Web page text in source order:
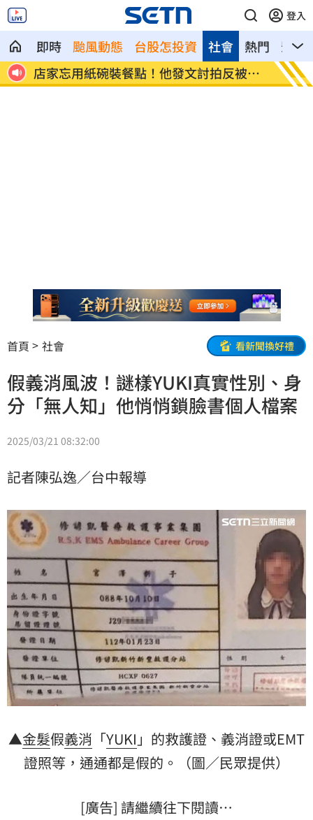
登入
即時 颱風動態 台股怎投資 熱門 影音
社會
打
新／土城砂石車滲漏爛泥掉滿地 警追查
中
公視
首頁 社會 看新聞換好禮
假義消風波！謎樣YUKI真實性別、身
分「無人知」他悄悄鎖臉書個人檔案
2025/03/21 08:32:00
記者陳弘逸／台中報導
▲金髮假義消 「YUKI 」的救護證、義消證或EMT
證照等，通通都是假的。（圖／民眾提供）
[廣告] 請繼續往下閱讀…